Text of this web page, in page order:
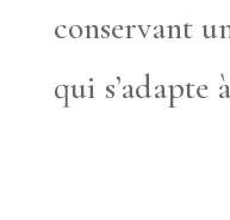
conservant
qui s’adapte